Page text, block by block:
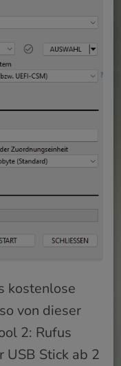
kostenlose
von dieser
2: Rufus
USB Stick ab 2